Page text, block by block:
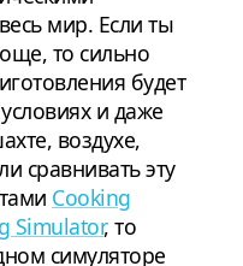
мир. Если ты
то сильно
будет
и даже
воздухе,
сравнивать эту
Cooking
Simulator, то
симуляторе